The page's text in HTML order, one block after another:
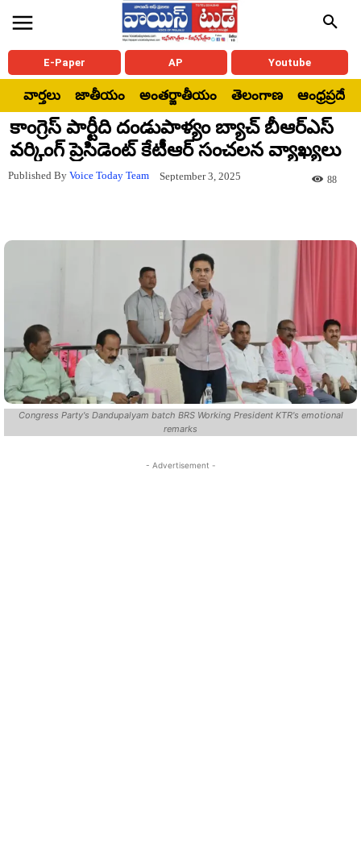
E-Paper AP Youtube
వార్తలు జాతీయం అంతర్జాతీయం తెలంగాణ ఆంధ్రప్రదేశ్
కాంగ్రెస్ పార్టీది దండుపాళ్యం బ్యాచ్ బీఆర్ఎస్
వ‌ర్కింగ్ ప్రెసిడెంట్ కేటీఆర్ సంచల‌న వ్యాఖ్య‌లు
Published By Voice Today Team September 3, 2025 88
Congress Party's Dandupalyam batch BRS Working President KTR's emotional
remarks
- Advertisement -